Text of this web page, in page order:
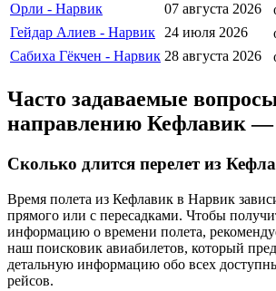
Орли - Нарвик
07 августа 2026
Гейдар Алиев - Нарвик
24 июля 2026
Сабиха Гёкчен - Нарвик 28 августа 2026
Часто задаваемые
направлению Кефлавик
Сколько длится перелет из
Время полета из Кефлавик в Нарвик
прямого или с пересадками. Чтобы
информацию о времени полета,
наш поисковик авиабилетов, который
детальную информацию обо всех
рейсов.